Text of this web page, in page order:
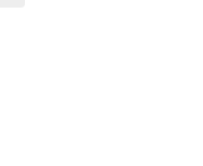
hương của những
công thức chế biến
cũng không nỡ chối